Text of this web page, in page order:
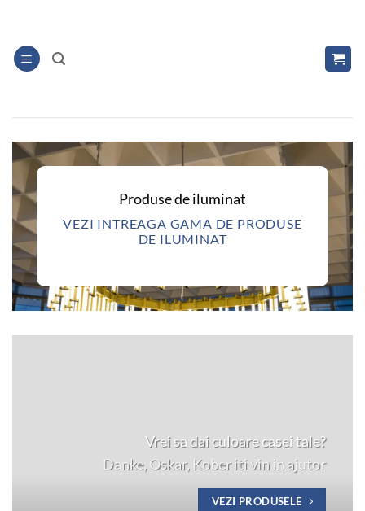
content
Produse de iluminat
VEZI INTREAGA GAMA DE PRODUSE
DE ILUMINAT
Vrei sa dai culoare casei tale?
Danke, Oskar, Kober iti vin in ajutor
VEZI PRODUSELE